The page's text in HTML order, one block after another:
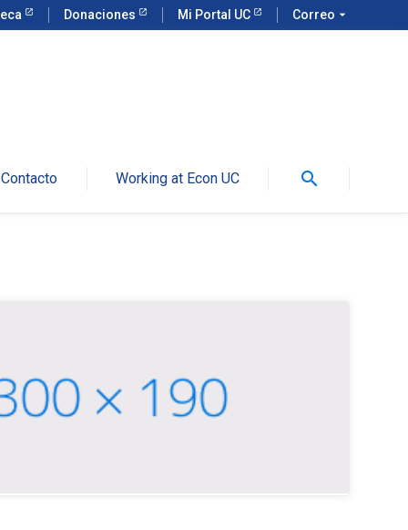
Donaciones Mi Portal UC Correo arrow_drop_down
Contacto Working at Econ UC search